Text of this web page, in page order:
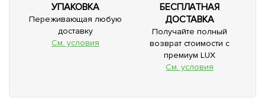
УПАКОВКА
Переживающая любую
доставку
См. условия
БЕСПЛАТНАЯ
ДОСТАВКА
Получайте полный
возврат стоимости с
премиум LUX
См. условия